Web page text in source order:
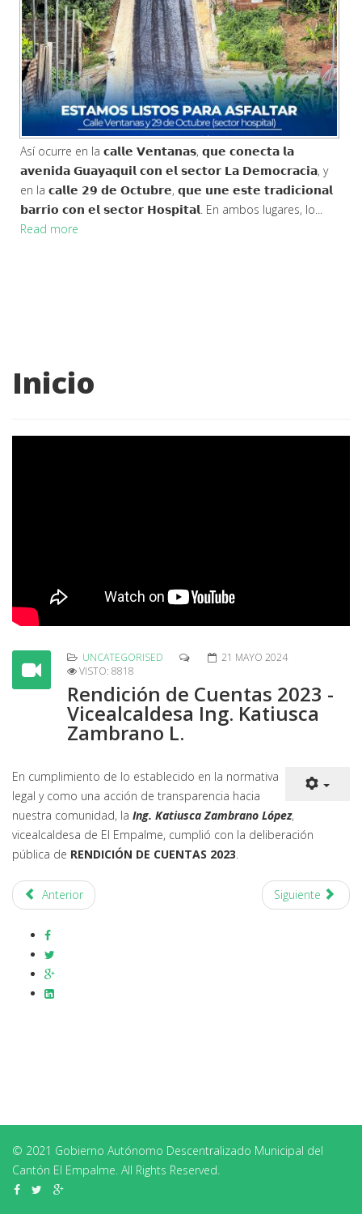
Así ocurre en la 𝗰𝗮𝗹𝗹𝗲 𝗩𝗲𝗻𝘁𝗮𝗻𝗮𝘀, 𝗾𝘂𝗲 𝗰𝗼𝗻𝗲𝗰𝘁𝗮 𝗹𝗮
𝗮𝘃𝗲𝗻𝗶𝗱𝗮 𝗚𝘂𝗮𝘆𝗮𝗾𝘂𝗶𝗹 𝗰𝗼𝗻 𝗲𝗹 𝘀𝗲𝗰𝘁𝗼𝗿 𝗟𝗮 𝗗𝗲𝗺𝗼𝗰𝗿𝗮𝗰𝗶𝗮, y
en la 𝗰𝗮𝗹𝗹𝗲 𝟮𝟵 𝗱𝗲 𝗢𝗰𝘁𝘂𝗯𝗿𝗲, 𝗾𝘂𝗲 𝘂𝗻𝗲 𝗲𝘀𝘁𝗲 𝘁𝗿𝗮𝗱𝗶𝗰𝗶𝗼𝗻𝗮𝗹
𝗯𝗮𝗿𝗿𝗶𝗼 𝗰𝗼𝗻 𝗲𝗹 𝘀𝗲𝗰𝘁𝗼𝗿 𝗛𝗼𝘀𝗽𝗶𝘁𝗮𝗹. En ambos lugares, lo...
Read more
Inicio
UNCATEGORISED
21 MAYO 2024
VISTO: 8818
Rendición de Cuentas 2023 -
Vicealcaldesa Ing. Katiusca
Zambrano L.
En cumplimiento de lo establecido en la normativa
legal y como una acción de transparencia hacia
nuestra comunidad, la Ing. Katiusca Zambrano López,
vicealcaldesa de El Empalme, cumplió con la deliberación
pública de RENDICIÓN DE CUENTAS 2023.
Anterior Siguiente
© 2021 Gobierno Autónomo Descentralizado Municipal del
Cantón El Empalme. All Rights Reserved.